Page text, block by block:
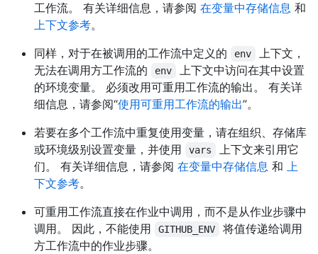
工作流。 有关详细信息，请参阅 在变量中存储信息 和
上下文参考。
同样，对于在被调用的工作流中定义的
env
上下文，
无法在调用方工作流的
env
上下文中访问在其中设置
的环境变量。 必须改用可重用工作流的输出。 有关详
细信息，请参阅“使用可重用工作流的输出”。
若要在多个工作流中重复使用变量，请在组织、存储库
或环境级别设置变量，并使用
vars
上下文来引用它
们。 有关详细信息，请参阅 在变量中存储信息 和 上
下文参考。
可重用工作流直接在作业中调用，而不是从作业步骤中
调用。 因此，不能使用
GITHUB_ENV
将值传递给调用
方工作流中的作业步骤。